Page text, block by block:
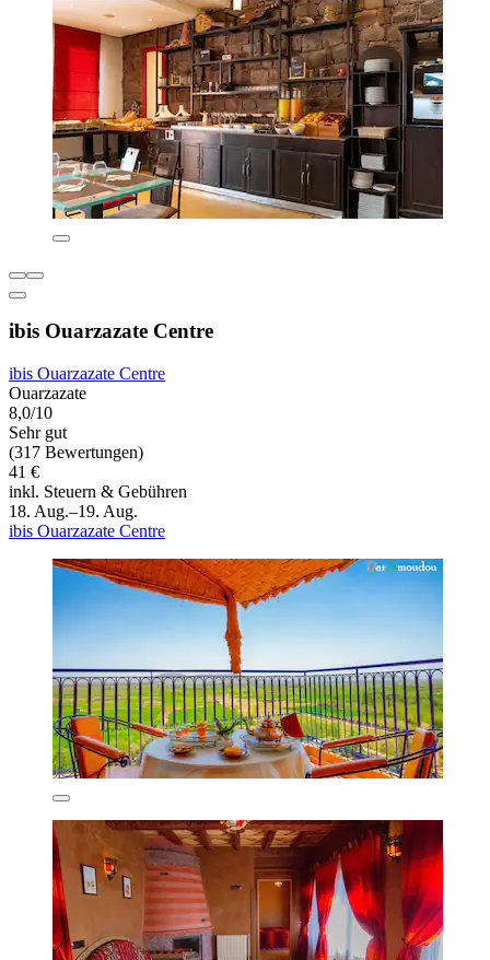
ibis Ouarzazate Centre
ibis Ouarzazate Centre
Ouarzazate
8,0/10
Sehr gut
(317 Bewertungen)
41 €
inkl. Steuern & Gebühren
18. Aug.–19. Aug.
ibis Ouarzazate Centre